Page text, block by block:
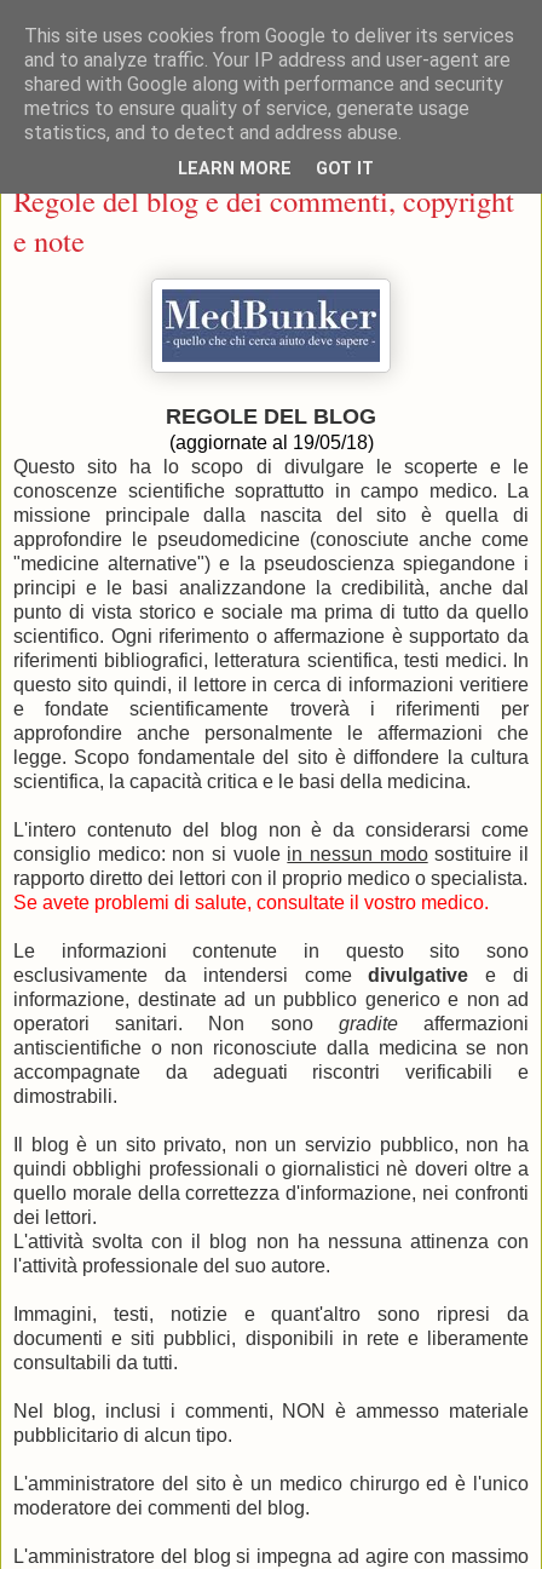
Regole del blog e dei commenti, copyright
e note
REGOLE DEL BLOG
(aggiornate al 19/05/18)
Questo sito ha lo scopo di divulgare le scoperte e le
conoscenze scientifiche soprattutto in campo medico. La
missione principale dalla nascita del sito è quella di
approfondire le pseudomedicine (conosciute anche come
"medicine alternative") e la pseudoscienza spiegandone i
principi e le basi analizzandone la credibilità, anche dal
punto di vista storico e sociale ma prima di tutto da quello
scientifico. Ogni riferimento o affermazione è supportato da
riferimenti bibliografici, letteratura scientifica, testi medici. In
questo sito quindi, il lettore in cerca di informazioni veritiere
e fondate scientificamente troverà i riferimenti per
approfondire anche personalmente le affermazioni che
legge. Scopo fondamentale del sito è diffondere la cultura
scientifica, la capacità critica e le basi della medicina.
L'intero contenuto del blog non è da considerarsi come
consiglio medico: non si vuole in nessun modosostituire il
rapporto diretto dei lettori con il proprio medico o specialista.
Se avete problemi di salute, consultate il vostro medico.
Le informazioni contenute in questo sito sono
esclusivamente da intendersi comedivulgativee di
informazione, destinate ad un pubblico generico e non ad
operatori sanitari. Non sono graditeaffermazioni
antiscientifiche o non riconosciute dalla medicina se non
accompagnate da adeguati riscontri verificabili e
dimostrabili.
Il blog è un sito privato, non un servizio pubblico, non ha
quindi obblighi professionali o giornalistici nè doveri oltre a
quello morale della correttezza d'informazione, nei confronti
dei lettori.
L'attività svolta con il blog non ha nessuna attinenza con
l'attività professionale del suo autore.
Immagini, testi, notizie e quant'altro sono ripresi da
documenti e siti pubblici, disponibili in rete e liberamente
consultabili da tutti.
Nel blog, inclusi i commenti, NON è ammesso materiale
pubblicitario di alcun tipo.
L'amministratore del sito è un medico chirurgo ed è l'unico
moderatore dei commenti del blog.
L'amministratore del blog si impegna ad agire con massimo
This site uses cookies from Google to deliver its services
and to analyze traffic. Your IP address and user-agent are
shared with Google along with performance and security
metrics to ensure quality of service, generate usage
statistics, and to detect and address abuse.
LEARN MORE GOT IT